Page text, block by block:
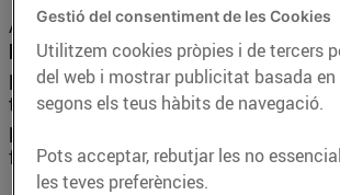
A EsclatOilt’oferim molt més que una
benzinera. Som una xarxa de
per garantir-te el millor preu i la
teu carburant. Amb més de 60
per tot el territori, trobar una
fàcil que mai.
Gestió del consentiment de les Cookies
Utilitzem cookies pròpies i de tercers
del web i mostrar publicitat basada en
segons els teus hàbits de navegació.
Pots acceptar, rebutjar les no
les teves preferències.